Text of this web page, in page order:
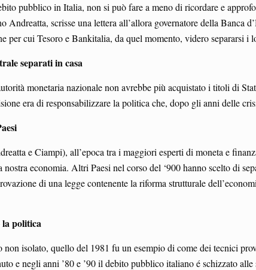
pubblico in Italia, non si può fare a meno di ricordare e
Andreatta, scrisse una lettera all’allora governatore della
per cui Tesoro e Bankitalia, da quel momento, videro separarsi i
separati in casa
monetaria nazionale non avrebbe più acquistato i titoli di
era di responsabilizzare la politica che, dopo gli anni delle
e Ciampi), all’epoca tra i maggiori esperti di moneta e
nostra economia. Altri Paesi nel corso del ‘900 hanno scelto di
di una legge contenente la riforma strutturale
politica
non isolato, quello del 1981 fu un esempio di come dei tecnici
e negli anni ’80 e ’90 il debito pubblico italiano é schizzato